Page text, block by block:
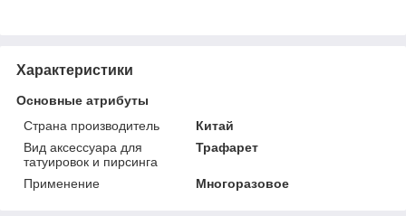
Характеристики
Основные атрибуты
Страна производитель
Китай
Вид аксессуара для
татуировок и пирсинга
Трафарет
Применение Многоразовое